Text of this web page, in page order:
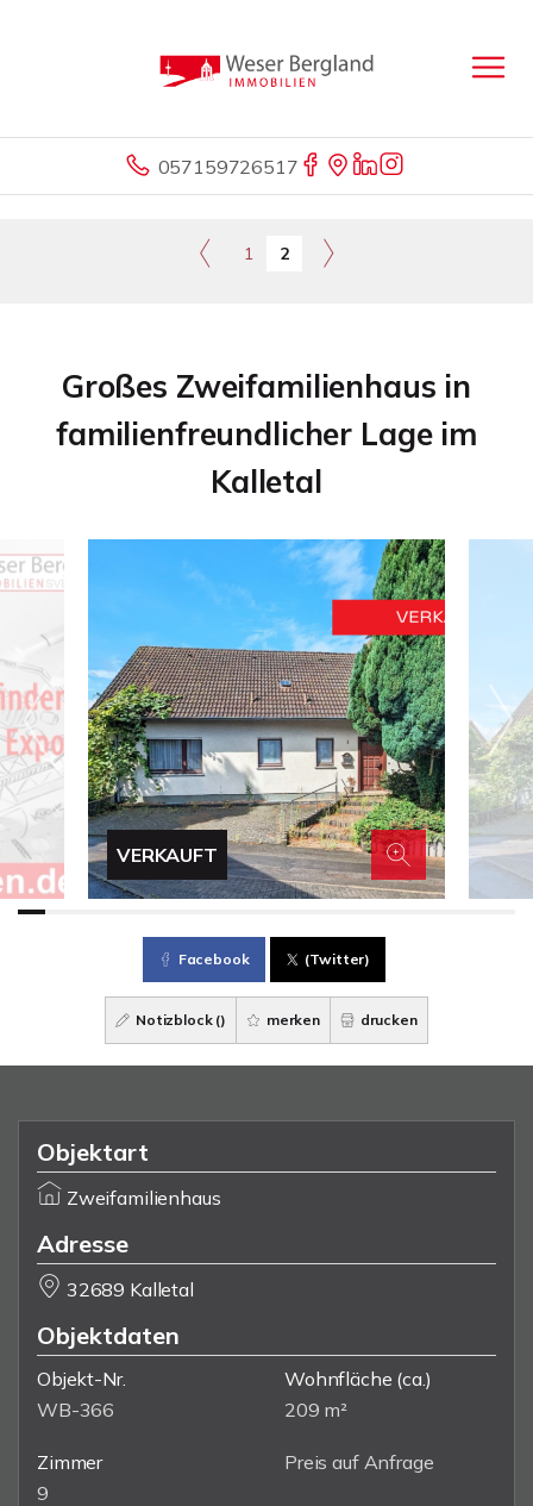
057159726517
1 2
Großes Zweifamilienhaus in
familienfreundlicher Lage im
Kalletal
VERKAUFT
Facebook (Twitter)
Notizblock () merken drucken
Objektart
Zweifamilienhaus
Adresse
32689 Kalletal
Objektdaten
Objekt-Nr.
WB-366
Wohnfläche (ca.)
209 m²
Zimmer
9
Preis auf Anfrage